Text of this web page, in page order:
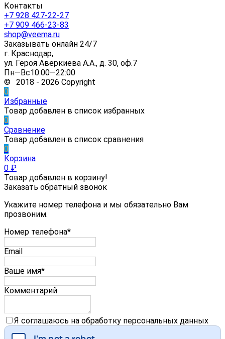
Контакты
+7 928 427-22-27
+7 909 466-23-83
shop@veema.ru
Заказывать онлайн 24/7
г. Краснодар,
ул. Героя Аверкиева А.А., д. 30, оф.7
Пн—Вс10:00—22:00
© 2018 - 2026 Copyright
0
Избранные
Товар добавлен в список избранных
0
Сравнение
Товар добавлен в список сравнения
0
Корзина
0 ₽
Товар добавлен в корзину!
Заказать обратный звонок
Укажите номер телефона и мы обязательно Вам
прозвоним.
Номер телефона*
Email
Ваше имя*
Комментарий
Я соглашаюсь на обработку персональных данных